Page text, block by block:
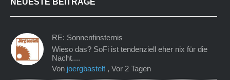
RE: Sonnenfinsternis
Wieso das? SoFi ist tendenziell eher nix für die
Nacht....
Von joergbastelt ,Vor 2 Tagen